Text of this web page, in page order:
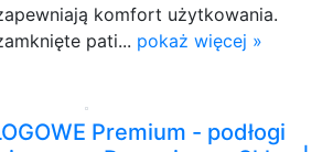
komfort użytkowania.
pati... pokaż więcej »
Premium - podłogi